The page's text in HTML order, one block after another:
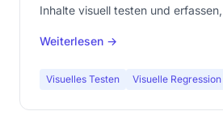
Inhalte visuell testen und
Weiterlesen →
Visuelles Testen Visuelle Regression